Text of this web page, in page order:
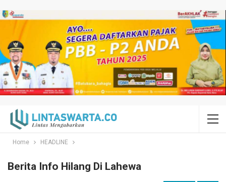
Home HEADLINE
Berita Info Hilang Di Lahewa